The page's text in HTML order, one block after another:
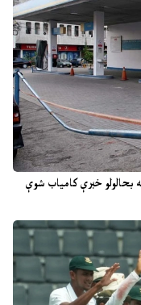
خبرې کامیاب شوې